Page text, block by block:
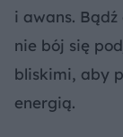
i awans.
nie bój się
bliskimi, aby
energią.